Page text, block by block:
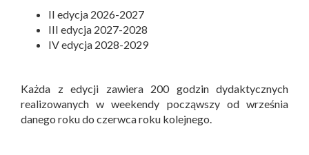
II edycja 2026-2027
III edycja 2027-2028
IV edycja 2028-2029
Każda z edycji zawiera 200 godzin dydaktycznych
realizowanych w weekendy począwszy od września
danego roku do czerwca roku kolejnego.